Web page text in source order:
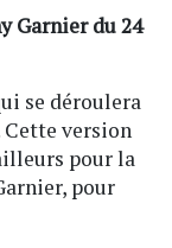
Garnier du 24
se déroulera
version
pour la
pour